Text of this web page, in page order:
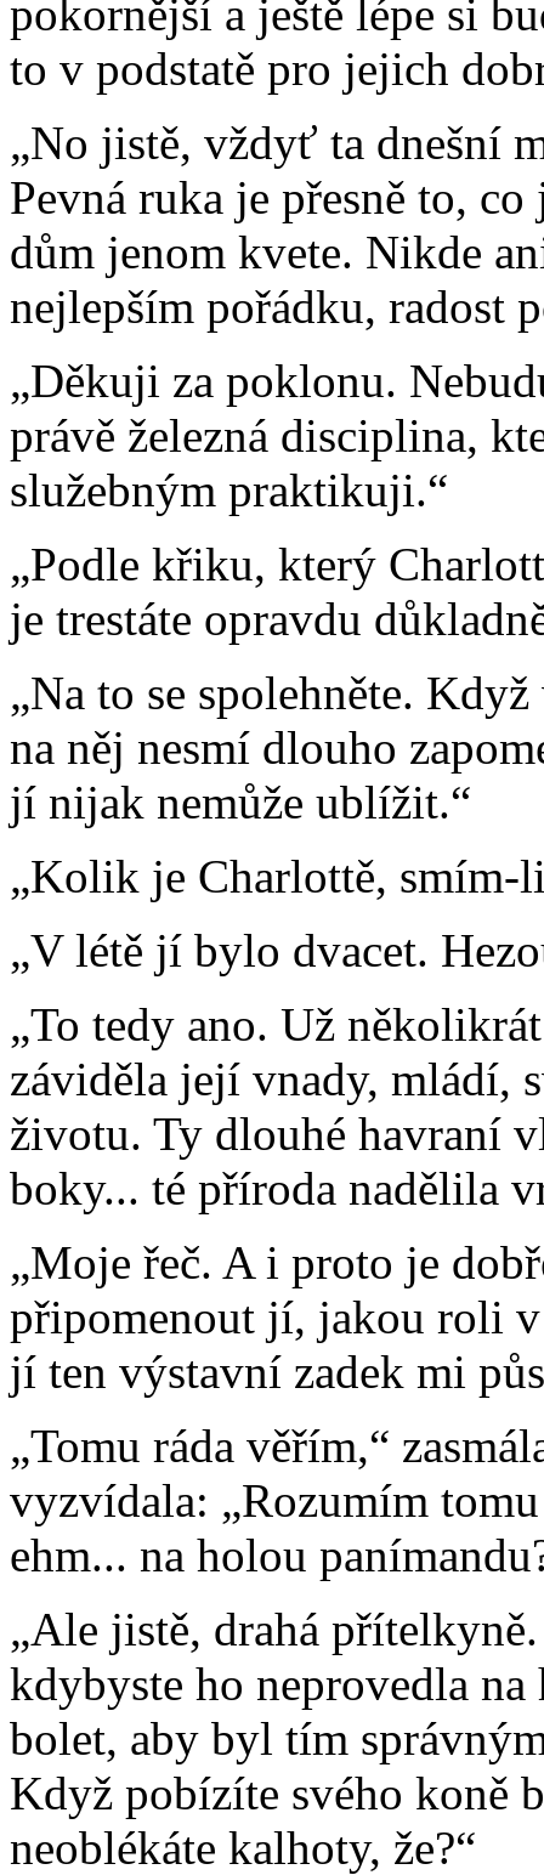
pokornější a ještě lépe si
to v podstatě pro jejich
„No jistě, vždyť ta dnešní
Pevná ruka je přesně to,
dům jenom kvete. Nikde
nejlepším pořádku, radost
„Děkuji za poklonu.
právě železná disciplina,
služebným praktikuji.“
„Podle křiku, který
je trestáte opravdu
„Na to se spolehněte.
na něj nesmí dlouho
jí nijak nemůže ublížit.“
„Kolik je Charlottě, smím-
„V létě jí bylo dvacet.
„To tedy ano. Už
záviděla její vnady, mládí,
životu. Ty dlouhé havraní
boky... té příroda nadělila
„Moje řeč. A i proto je
připomenout jí, jakou roli
jí ten výstavní zadek mi
„Tomu ráda věřím,“
vyzvídala: „Rozumím
ehm... na holou
„Ale jistě, drahá
kdybyste ho neprovedla
bolet, aby byl tím
Když pobízíte svého koně
neoblékáte kalhoty, že?“